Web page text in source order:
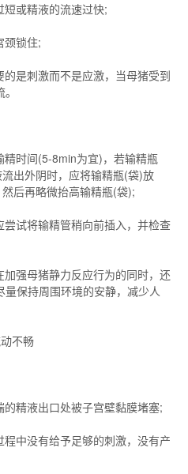
或精液的流速过快;
锁住;
是刺激而不是应激，当母猪受到
时间(5-8min为宜)，若输精瓶
出外阴时，应将输精瓶(袋)放
后再略微抬高输精瓶(袋);
试将输精管稍向前插入，并检查
强母猪静力反应行为的同时，还
保持周围环境的安静，减少人
不畅
精液出口处被子宫壁黏膜堵塞;
中没有给予足够的刺激，没有产